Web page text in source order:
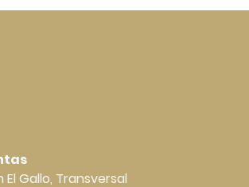
Gallo, Transversal